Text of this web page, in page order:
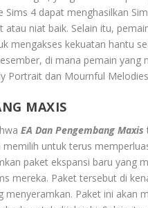
Sims 4 dapat menghasilkan
atau niat baik. Selain itu,
mengakses kekuatan hantu
di mana pemain
Portrait dan Mournful
MAXIS
EA Dan Pengembang Maxis
memilih untuk terus
paket ekspansi baru yang
mereka. Paket tersebut di
menyeramkan. Paket ini akan